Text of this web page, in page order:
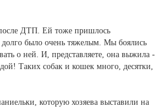
ДТП. Ей тоже пришлось
долго было очень тяжелым. Мы боялись
о ней. И, представляете, она выжила -
Таких собак и кошек много, десятки,
которую хозяева выставили на